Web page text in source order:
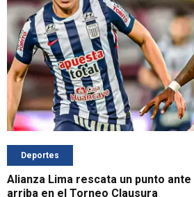
Deportes
Alianza Lima rescata un punto
arriba en el Torneo Clausura